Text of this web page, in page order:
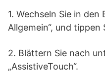
1. Wechseln Sie in den
Allgemein“, und tippen
2. Blättern Sie nach
„AssistiveTouch“.